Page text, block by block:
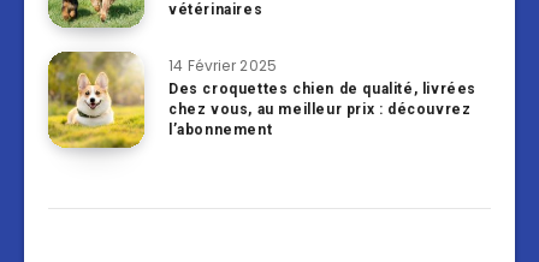
vétérinaires
14 Février 2025
Des croquettes chien de qualité, livrées
chez vous, au meilleur prix : découvrez
l’abonnement